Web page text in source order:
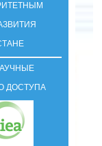
ДОСТУПА